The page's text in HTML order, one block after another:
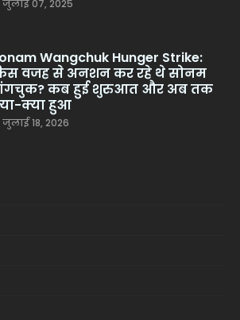
जुलाई 07, 2025
Wangchuk Hunger Strike:
वजह से अनशन कर रहे थे सोनम
कब हुई शुरुआत और अब तक
क्या हुआ
जुलाई 18, 2026